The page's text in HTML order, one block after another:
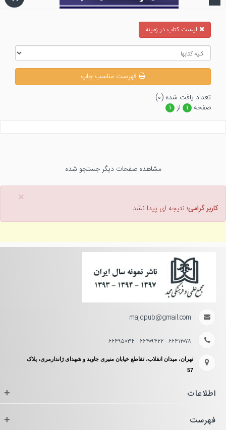
ليست كتاب در زمينه
فهرست مناسب چاپ
تعداد يافت شده (۰)
صفحه
۱ از ۱
مشاهده صفحات دیگر جستجو شده
×
کاربر گرامی؛ نتیجه ای پیدا نشد
majdpub@gmail.com
۶۶۴۱۲۰۷۸ - ۶۶۴۰۹۴۲۲ - ۶۶۴۹۵۰۳۴
تهران، میدان انقلاب، تقاطع خیابان منیری جاوید و شهدای ژاندارمری، پلاک
57
اطلاعات +
فهرست +